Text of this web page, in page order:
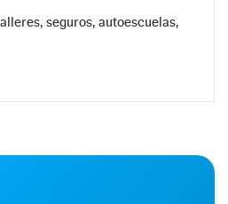
seguros, autoescuelas,